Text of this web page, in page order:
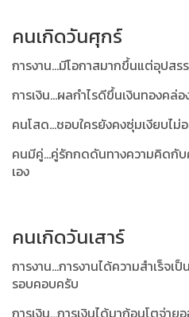
คนเกิดวันศุกร์
การงาน...มีโอกาสมากขึ้นแต่อุปส
การเงิน...ผลกำไรดีขึ้นเงินทองคล่
คนโสด...ชอบใครยังคงซุ่มเงียบไม่
คนมีคู่...คู่รักกดดันทางความคิดกั
เอง
คนเกิดวันเสาร์
การงาน...การงานได้ความสำเร็จเ
รอบคอบครับ
การเงิน...การเงินได้มาก้อนโตจ่า